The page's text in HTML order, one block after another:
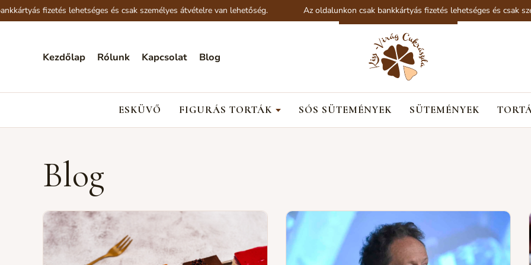
fizetés lehetséges és csak személyes átvételre van lehetőség. Az oldalunkon csak bankkártyás fizetés lehetséges és csak
Kezdőlap Rólunk Kapcsolat Blog
ESKÜVŐ FIGURÁS TORTÁK SÓS SÜTEMÉNYEK SÜTEMÉNYEK
Blog